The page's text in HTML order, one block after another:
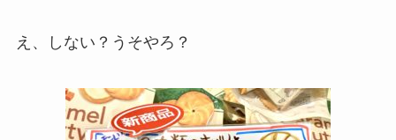
え、しない？うそやろ？